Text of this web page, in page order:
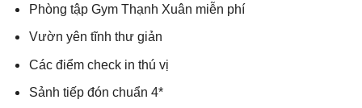
Phòng tập Gym Thạnh Xuân miễn phí
Vườn yên tĩnh thư giản
Các điểm check in thú vị
Sảnh tiếp đón chuẩn 4*